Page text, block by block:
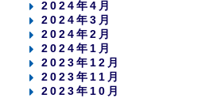
2024年4月
2024年3月
2024年2月
2024年1月
2023年12月
2023年11月
2023年10月